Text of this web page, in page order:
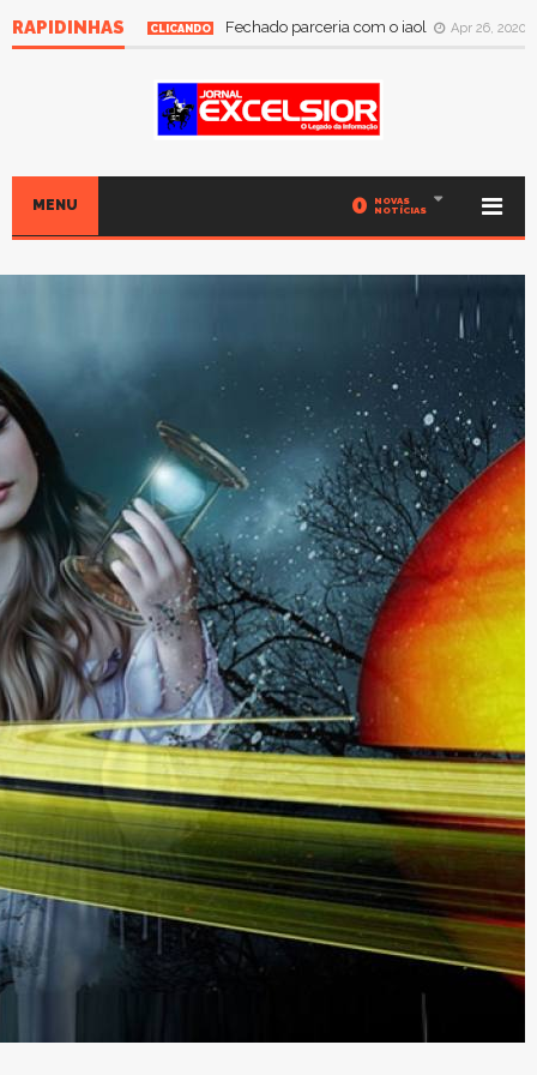
RAPIDINHAS CLICANDO Fechado parceria com o iaol Apr 26, 2020
MENU 0
NOVAS
NOTÍCIAS